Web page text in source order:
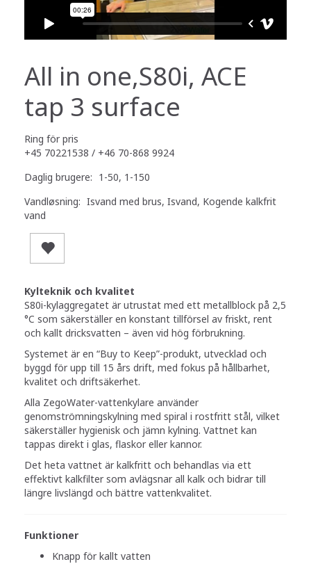
All in one,S80i, ACE
tap 3 surface
Ring för pris
+45 70221538 / +46 70-868 9924
Daglig brugere: 1-50, 1-150
Vandløsning: Isvand med brus, Isvand, Kogende kalkfrit
vand
Kylteknik och kvalitet
S80i-kylaggregatet är utrustat med ett metallblock på 2,5
°C som säkerställer en konstant tillförsel av friskt, rent
och kallt dricksvatten – även vid hög förbrukning.
Systemet är en “Buy to Keep”-produkt, utvecklad och
byggd för upp till 15 års drift, med fokus på hållbarhet,
kvalitet och driftsäkerhet.
Alla ZegoWater-vattenkylare använder
genomströmningskylning med spiral i rostfritt stål, vilket
säkerställer hygienisk och jämn kylning. Vattnet kan
tappas direkt i glas, flaskor eller kannor.
Det heta vattnet är kalkfritt och behandlas via ett
effektivt kalkfilter som avlägsnar all kalk och bidrar till
längre livslängd och bättre vattenkvalitet.
Funktioner
Knapp för kallt vatten